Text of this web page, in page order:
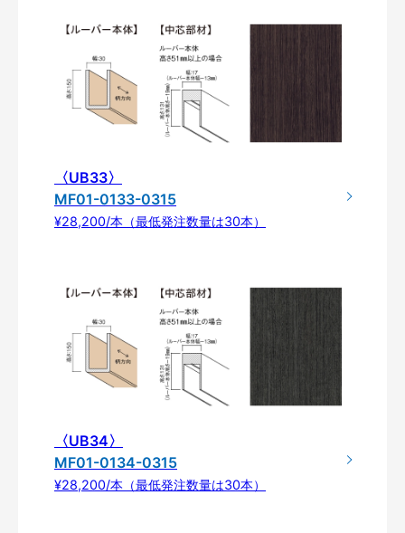
〈UB33〉
MF01-0133-0315
¥28,200/本（最低発注数量は30本）
〈UB34〉
MF01-0134-0315
¥28,200/本（最低発注数量は30本）